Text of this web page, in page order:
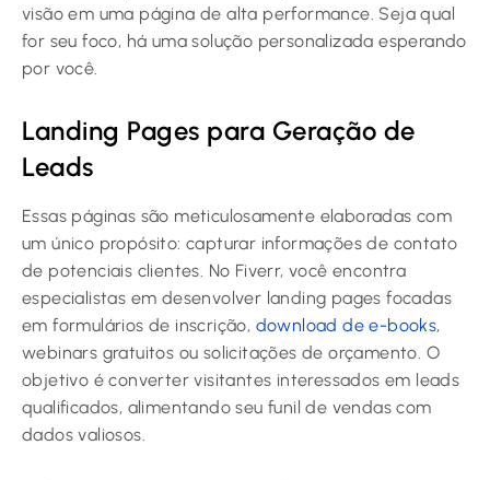
visão em uma página de alta performance. Seja qual
for seu foco, há uma solução personalizada esperando
por você.
Landing Pages para Geração de
Leads
Essas páginas são meticulosamente elaboradas com
um único propósito: capturar informações de contato
de potenciais clientes. No Fiverr, você encontra
especialistas em desenvolver landing pages focadas
em formulários de inscrição, download de e-books,
webinars gratuitos ou solicitações de orçamento. O
objetivo é converter visitantes interessados em leads
qualificados, alimentando seu funil de vendas com
dados valiosos.